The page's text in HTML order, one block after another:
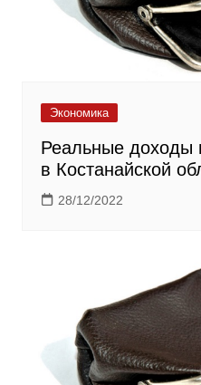
Экономика
Реальные доходы
в Костанайской
28/12/2022